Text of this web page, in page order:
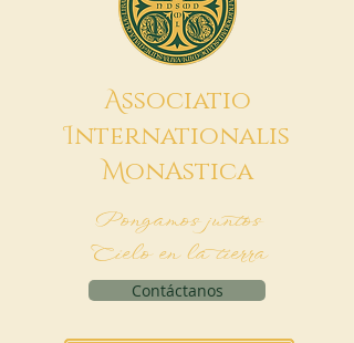
Associatio
Internationalis
MonAstica
Pongamos juntos
Cielo en la tierra
Contáctanos